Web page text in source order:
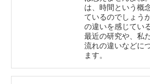
は、時間という概
ているのでしょう
の違いを感じてい
最近の研究や、私
流れの違いなどに
ます。